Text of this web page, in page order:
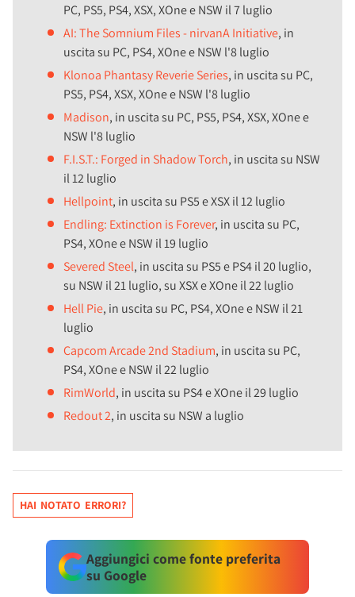
PC, PS5, PS4, XSX, XOne e NSW il 7 luglio
AI: The Somnium Files - nirvanA Initiative, in
uscita su PC, PS4, XOne e NSW l'8 luglio
Klonoa Phantasy Reverie Series, in uscita su PC,
PS5, PS4, XSX, XOne e NSW l'8 luglio
Madison, in uscita su PC, PS5, PS4, XSX, XOne e
NSW l'8 luglio
F.I.S.T.: Forged in Shadow Torch, in uscita su NSW
il 12 luglio
Hellpoint, in uscita su PS5 e XSX il 12 luglio
Endling: Extinction is Forever, in uscita su PC,
PS4, XOne e NSW il 19 luglio
Severed Steel, in uscita su PS5 e PS4 il 20 luglio,
su NSW il 21 luglio, su XSX e XOne il 22 luglio
Hell Pie, in uscita su PC, PS4, XOne e NSW il 21
luglio
Capcom Arcade 2nd Stadium, in uscita su PC,
PS4, XOne e NSW il 22 luglio
RimWorld, in uscita su PS4 e XOne il 29 luglio
Redout 2, in uscita su NSW a luglio
HAI NOTATO ERRORI?
Aggiungici come fonte preferita
su Google